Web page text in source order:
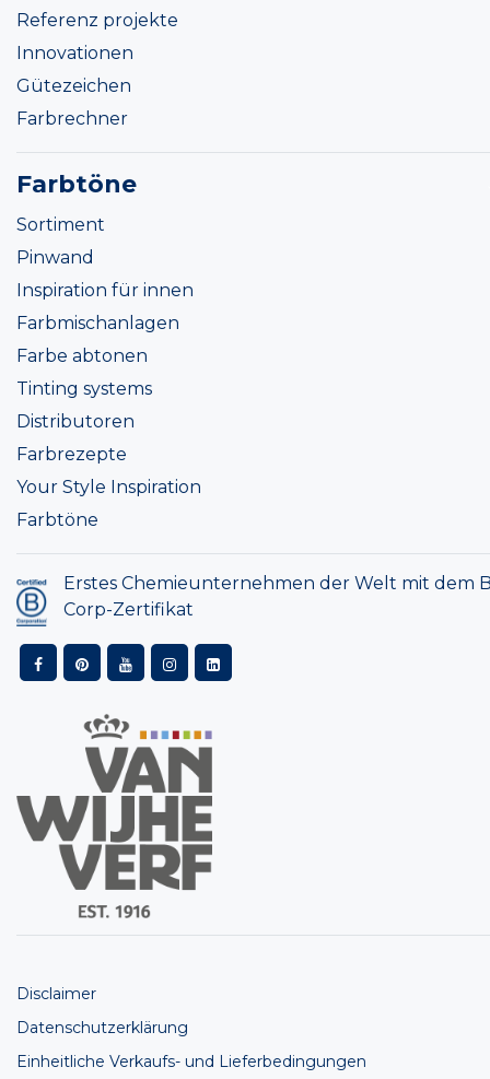
Referenz projekte
Innovationen
Gütezeichen
Farbrechner
Farbtöne
Sortiment
Pinwand
Inspiration für innen
Farbmischanlagen
Farbe abtonen
Tinting systems
Distributoren
Farbrezepte
Your Style Inspiration
Farbtöne
Erstes Chemieunternehmen der Welt mit dem
Corp-Zertifikat
Disclaimer
Datenschutzerklärung
Einheitliche Verkaufs- und Lieferbedingungen